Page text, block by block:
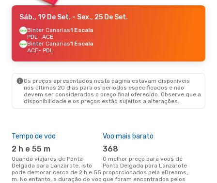
Sáb., 19 De Set. - Sex., 25 De Set.
Binter Canarias1 Escala
PDL- ACE
Binter Canarias1 Escala
ACE- PDL
Os preços apresentados nesta página estavam disponíveis
nos últimos 20 dias para os períodos especificados e não
devem ser considerados o preço final oferecido. Observe que a
disponibilidade e os preços estão sujeitos a alterações.
Tempo de voo
2 h e 55 m
Quando viajares de Ponta
Delgada para Lanzarote, isto
pode demorar cerca de 2 h e 55
m. No entanto, a duração do voo
Voo mais barato
368
O melhor preço para voos de
Ponta Delgada para Lanzarote
proporcionados pela eDreams,
que foram encontrados pelos